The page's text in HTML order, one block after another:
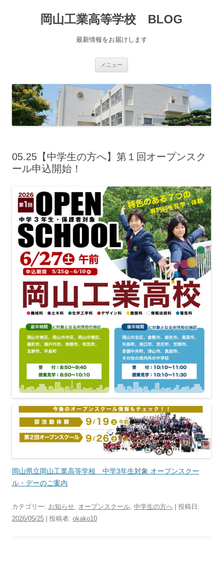
岡山工業高等学校 BLOG
最新情報をお届けします
メニュー
05.25【中学生の方へ】第１回オープンスク
ール申込開始！
岡山県立岡山工業高等学校 中学3年生対象 オープンスクー
ル・デーのご案内
カテゴリー: お知らせ オープンスクール 中学生の方へ | 投稿日:
2026/05/25
投稿者: okako10